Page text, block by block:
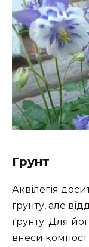
Грунт
Аквілегія
ґрунту, але
ґрунту. Для
внеси компост